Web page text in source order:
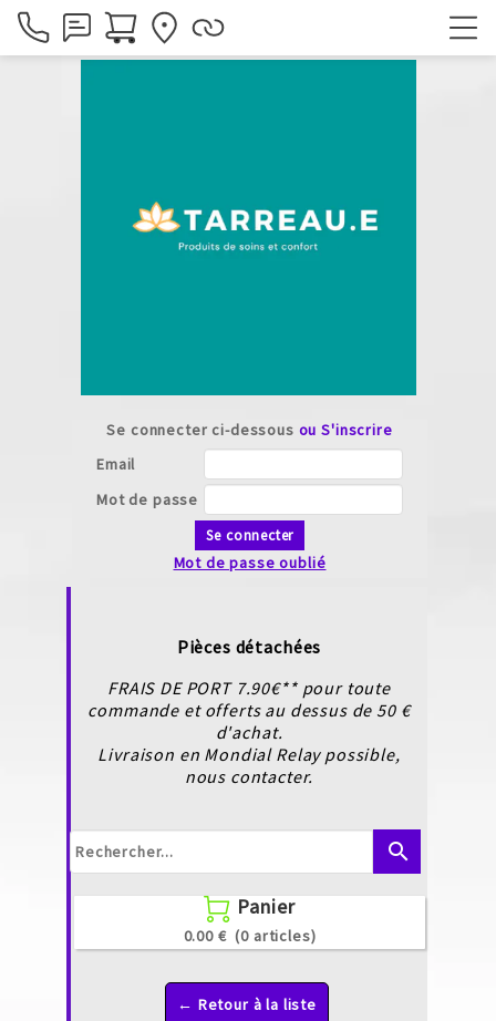
Se connecter ci-dessous ou S'inscrire
Email
Mot de passe
Se connecter
Mot de passe oublié
Pièces détachées
FRAIS DE PORT 7.90€** pour toute
commande et offerts au dessus de 50 €
d'achat.
Livraison en Mondial Relay possible,
nous contacter.
search
 Panier
0.00 € (0 articles)
← Retour à la liste